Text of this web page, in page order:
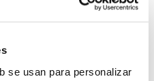
se usan para personalizar